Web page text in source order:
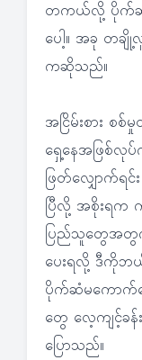
တကယ်လို့ ပိုက်ဆံမ
ပေါ့။ အခု တ
ကဆိုသည်။
အငြိမ်းစား စ
ရှေ့နေအဖြစ်လုပ်
ဖြတ်လျှောက်ရင်
ပြီလို့ အစိုးရက
ပြည်သူတွေအတွ
ပေးရလို့ ဒီကိုဘ
ပိုက်ဆံမကောက်တ
တွေ လေ့ကျင့်ခန်း
ပြောသည်။